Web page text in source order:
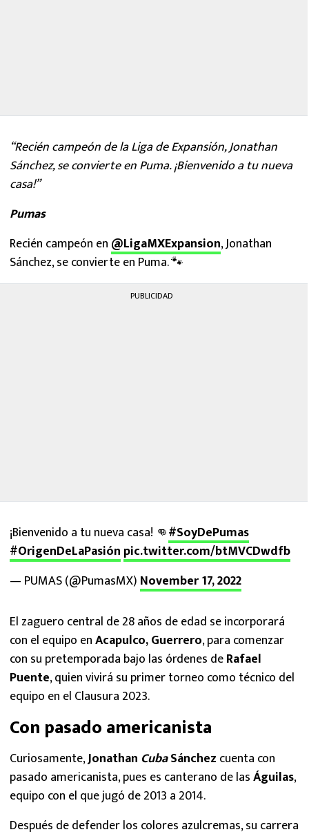
“Recién campeón de la Liga de Expansión, Jonathan
Sánchez, se convierte en Puma. ¡Bienvenido a tu nueva
casa!”
Pumas
Recién campeón en @LigaMXExpansion, Jonathan
Sánchez, se convierte en Puma. 🐾
PUBLICIDAD
¡Bienvenido a tu nueva casa! 👊#SoyDePumas
#OrigenDeLaPasión pic.twitter.com/btMVCDwdfb
— PUMAS (@PumasMX) November 17, 2022
El zaguero central de 28 años de edad se incorporará
con el equipo enAcapulco, Guerrero, para comenzar
con su pretemporada bajo las órdenes deRafael
Puente, quien vivirá su primer torneo como técnico del
equipo en el Clausura 2023.
Con pasado americanista
Curiosamente,Jonathan CubaSánchez cuenta con
pasado americanista, pues es canterano de lasÁguilas,
equipo con el que jugó de 2013 a 2014.
Después de defender los colores azulcremas, su carrera